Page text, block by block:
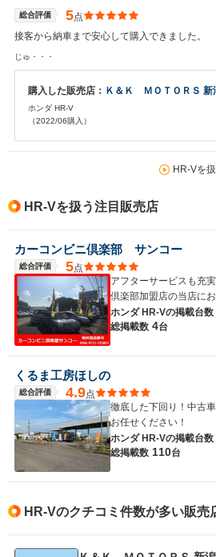
総合評価 5点
接客から納車まで安心して購入できました。
じゅ・・・
購入した販売店： Ｋ＆Ｋ ＭＯＴＯＲＳ 新
ホンダ HR-V
（2022/06購入）
HR-Vを
HR-Vを扱う注目販売店
カーコンビニ倶楽部 サンコー
総合評価 5点
アフターサービスも充
倶楽部加盟店の当店にお
ホンダ HR-Vの掲載台数
総掲載数 4台
くるま工房ほしの
総合評価 4.9点
徹底した下回り！中古
お任せください！
ホンダ HR-Vの掲載台数
総掲載数 110台
HR-Vのクチコミ件数が多い販売